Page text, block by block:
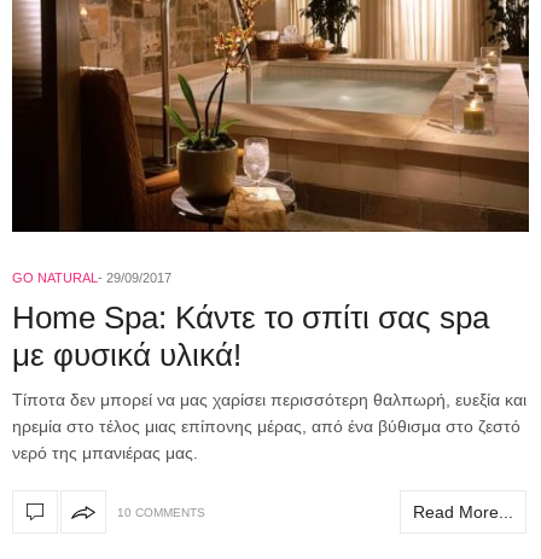
GO NATURAL 29/09/2017
Home Spa: Κάντε το σπίτι σας spa
με φυσικά υλικά!
Τίποτα δεν μπορεί να μας χαρίσει περισσότερη θαλπωρή, ευεξία και
ηρεμία στο τέλος μιας επίπονης μέρας, από ένα βύθισμα στο ζεστό
νερό της μπανιέρας μας.
10 COMMENTS Read More...